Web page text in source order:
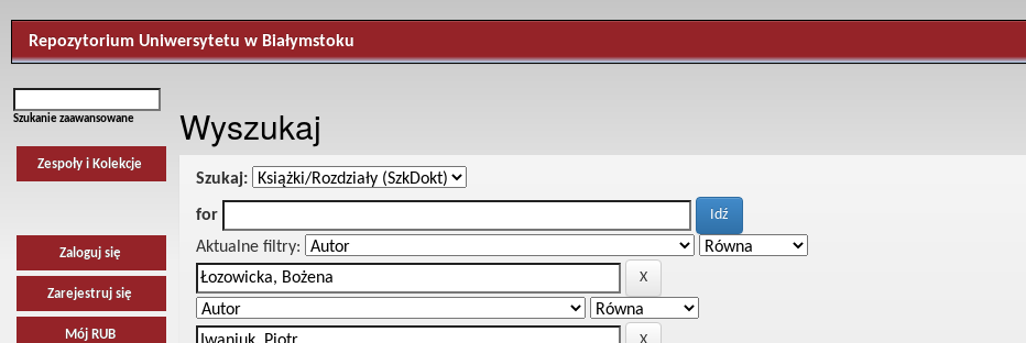
Repozytorium Uniwersytetu w Białymstoku
Szukanie zaawansowane
Zespoły i Kolekcje
Zaloguj się
Zarejestruj się
Mój RUB
Wyszukaj
Szukaj:
for
Aktualne filtry: